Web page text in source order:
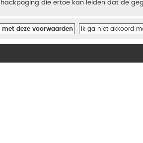
die ertoe kan leiden dat de